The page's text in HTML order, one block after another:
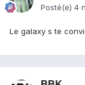
Posté(e) 4
Le galaxy s te